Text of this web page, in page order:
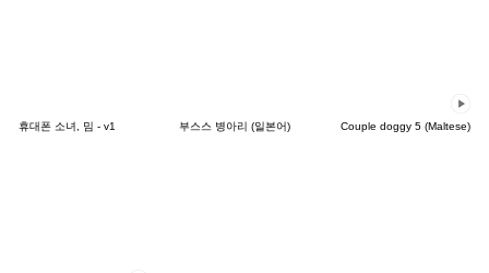
휴대폰 소녀, 밈 - v1 부스스 병아리 (일본어) Couple doggy 5 (Maltese)